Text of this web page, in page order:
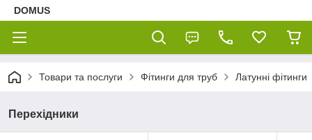
DOMUS
Товари та послуги Фітинги для труб Латунні фітинги
Перехідники